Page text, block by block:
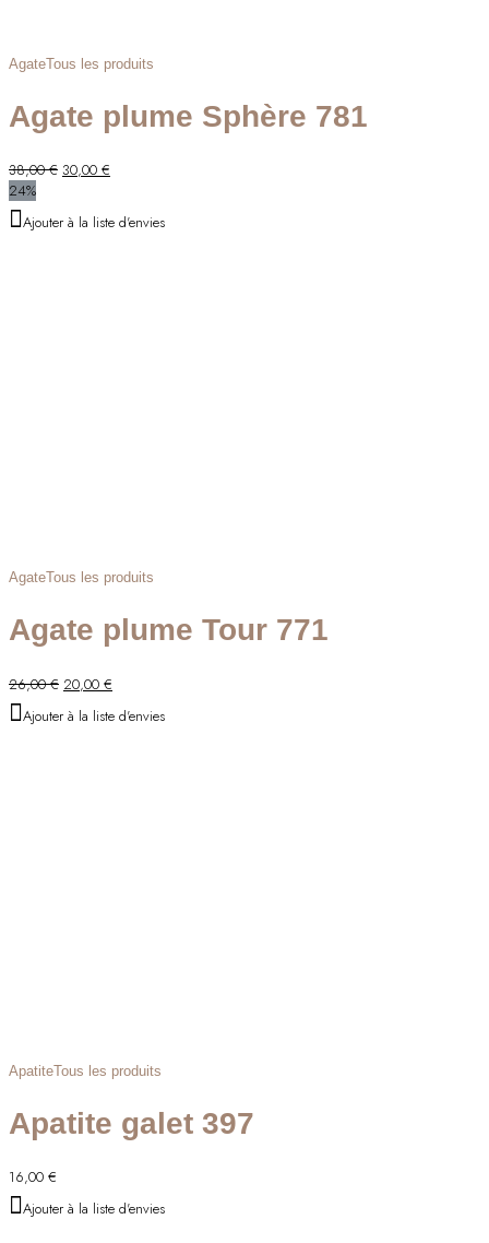
AgateTous les produits
Agate plume Sphère 781
38,00€ Le
était :
30,00 €
est :
24%
Ajouter à la liste d'envies
AgateTous les produits
Agate plume Tour 771
26,00€ Le
initial
20,00 €
actuel
Ajouter à la liste d'envies
ApatiteTous les produits
Apatite galet 397
16,00 €
Ajouter à la liste d'envies